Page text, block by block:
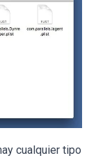
cualquier tipo